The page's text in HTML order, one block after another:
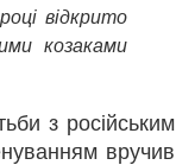
відкрито
козаками
з російським
вручив